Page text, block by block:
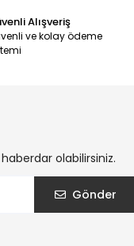
Alışveriş
ve kolay ödeme
olabilirsiniz.
Gönder